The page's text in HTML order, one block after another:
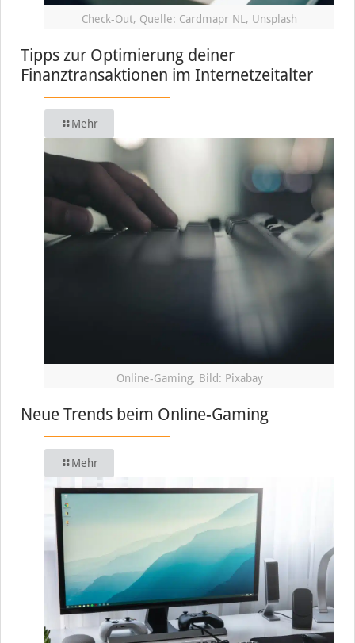
Check-Out, Quelle: Cardmapr NL, Unsplash
Tipps zur Optimierung deiner
Finanztransaktionen im Internetzeitalter
Mehr
Online-Gaming, Bild: Pixabay
Neue Trends beim Online-Gaming
Mehr